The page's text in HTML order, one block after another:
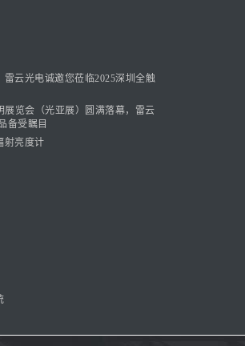
雷云光电诚邀您莅临2025深圳全触
展览会（光亚展）圆满落幕，雷云
备受瞩目
射亮度计